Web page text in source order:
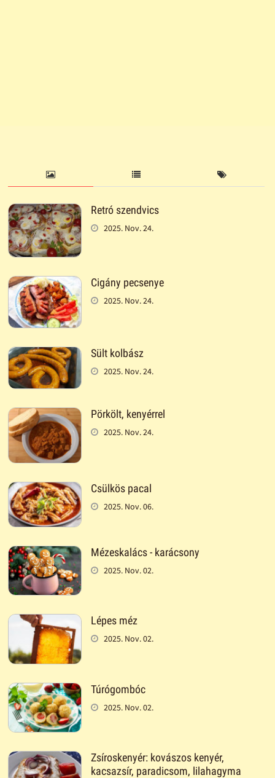
Retró szendvics
2025. Nov. 24.
Cigány pecsenye
2025. Nov. 24.
Sült kolbász
2025. Nov. 24.
Pörkölt, kenyérrel
2025. Nov. 24.
Csülkös pacal
2025. Nov. 06.
Mézeskalács - karácsony
2025. Nov. 02.
Lépes méz
2025. Nov. 02.
Túrógombóc
2025. Nov. 02.
Zsíroskenyér: kovászos kenyér,
kacsazsír, paradicsom, lilahagyma